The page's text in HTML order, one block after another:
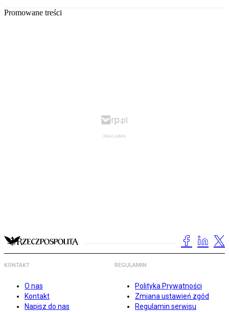
Promowane treści
KONTAKT
O nas
Kontakt
Napisz do nas
REGULAMIN
Polityka Prywatności
Zmiana ustawień zgód
Regulamin serwisu